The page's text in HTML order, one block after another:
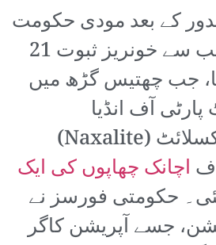
کے بعد مودی حکومت
کی پالیسی کا سب سے خونریز ثبوت 21
جب چھتیس گڑھ میں
آف انڈیا
(ماؤاسٹ) کے نیکسلائٹ (Naxalite)
اچانک چھاپوں کی ایک
حکومتی فورسز نے
جسے آپریشن کاگر